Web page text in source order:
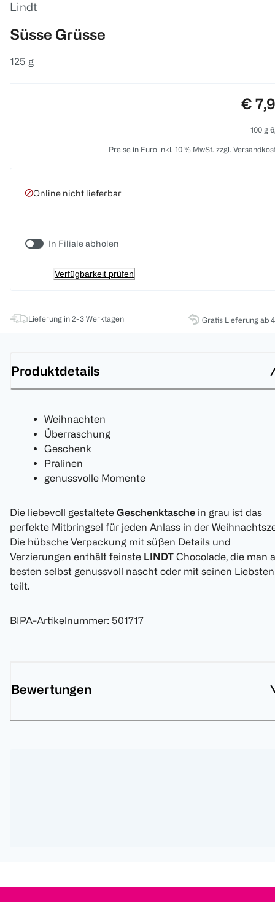
Lindt
Süsse Grüsse
125 g
€
100 g
Preise in Euro inkl. 10 % MwSt. zzgl.
Online nicht lieferbar
In Filiale abholen
Verfügbarkeit prüfen
Lieferung in 2-3 Werktagen Gratis Lieferung ab
Produktdetails
Weihnachten
Überraschung
Geschenk
Pralinen
genussvolle Momente
Die liebevoll gestaltete Geschenktasche in grau ist das
perfekte Mitbringsel für jeden Anlass in der
Die hübsche Verpackung mit süßen Details und
Verzierungen enthält feinste LINDT Chocolade, die man
besten selbst genussvoll nascht oder mit seinen Liebsten
teilt.
BIPA-Artikelnummer: 501717
Bewertungen